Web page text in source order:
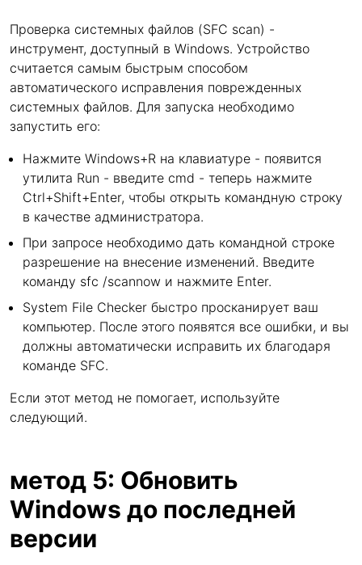
Проверка системных файлов (SFC scan) -
инструмент, доступный в Windows. Устройство
считается самым быстрым способом
автоматического исправления поврежденных
системных файлов. Для запуска необходимо
запустить его:
Нажмите Windows+R на клавиатуре - появится
утилита Run - введите cmd - теперь нажмите
Ctrl+Shift+Enter, чтобы открыть командную строку
в качестве администратора.
При запросе необходимо дать командной строке
разрешение на внесение изменений. Введите
команду sfc /scannow и нажмите Enter.
System File Checker быстро просканирует ваш
компьютер. После этого появятся все ошибки, и вы
должны автоматически исправить их благодаря
команде SFC.
Если этот метод не помогает, используйте
следующий.
метод 5: Обновить
Windows до последней
версии